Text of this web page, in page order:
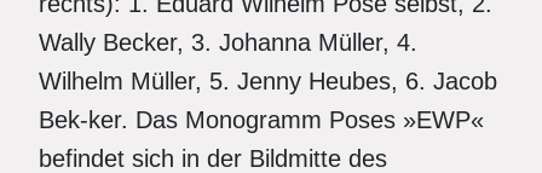
Wally Becker, 3. Johanna Müller, 4.
Wilhelm Müller, 5. Jenny Heubes, 6. Jacob
Bek-ker. Das Monogramm Poses »EWP«
befindet sich in der Bildmitte des